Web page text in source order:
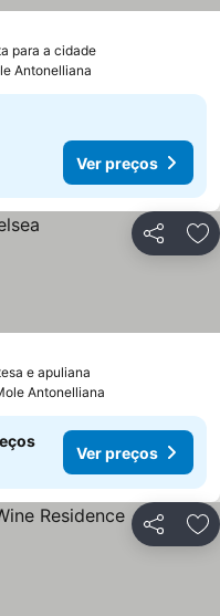
para a cidade
Antonelliana
Ver preços
Partilhar
e apuliana
Antonelliana
Ver preços
Partilhar